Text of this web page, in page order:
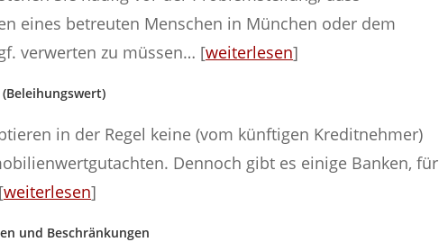
eines betreuten Menschen in München oder dem
verwerten zu müssen… [weiterlesen]
in der Regel keine (vom künftigen Kreditnehmer)
Dennoch gibt es einige Banken, für
weiterlesen]
und Beschränkungen